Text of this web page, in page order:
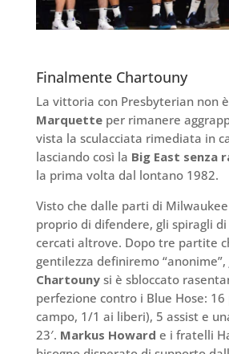
Finalmente Chartouny
La vittoria con Presbyterian non
Marquetteper rimanere
vista la sculacciata rimediata in
lasciando così la Big East senza
la prima volta dal lontano 1982.
Visto che dalle parti di
proprio di difendere, gli spiragli
cercati altrove. Dopo tre partite
gentilezza definiremo “anonime”,
Chartounysi è sbloccato
perfezione contro i Blue Hose:
campo, 1/1 ai liberi), 5 assist e
23′. Markus Howard e i fratelli